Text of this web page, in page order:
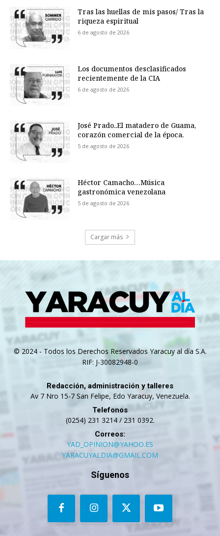
Tras las huellas de mis pasos/ Tras la
riqueza espiritual
6 de agosto de 2026
Los documentos desclasificados
recientemente de la CIA
6 de agosto de 2026
José Prado..El matadero de Guama,
corazón comercial de la época.
5 de agosto de 2026
Héctor Camacho…Música
gastronómica venezolana
5 de agosto de 2026
Cargar más
© 2024 - Todos los Derechos Reservados Yaracuy al día S.A.
RIF: J-30082948-0
Redacción, administración y talleres
Av 7 Nro 15-7 San Felipe, Edo Yaracuy, Venezuela.
Telefonos
(0254) 231 3214 / 231 0392.
Correos:
YAD_OPINION@YAHOO.ES
YARACUYALDIA@GMAIL.COM
Síguenos